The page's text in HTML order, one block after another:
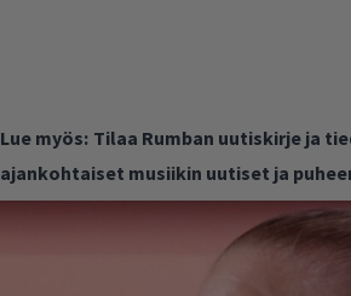
Lue myös: Tilaa Rumban uutiskirje ja
ajankohtaiset musiikin uutiset ja